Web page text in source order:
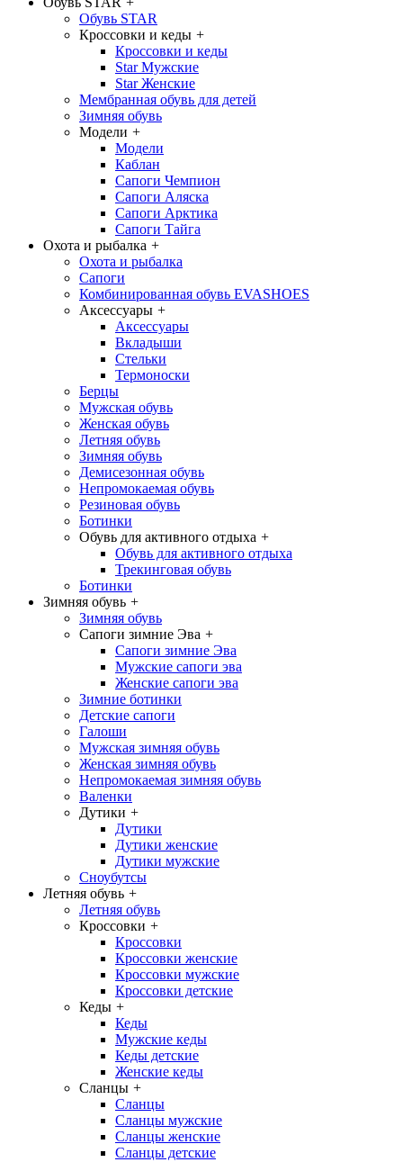
Обувь STAR
Кроссовки и кеды +
Кроссовки и кеды
Star Мужские
Star Женские
Мембранная обувь для детей
Зимняя обувь
Модели +
Модели
Каблан
Сапоги Чемпион
Сапоги Аляска
Сапоги Арктика
Сапоги Тайга
Охота и рыбалка +
Охота и рыбалка
Сапоги
Комбинированная обувь EVASHOES
Аксессуары +
Аксессуары
Вкладыши
Стельки
Термоноски
Берцы
Мужская обувь
Женская обувь
Летняя обувь
Зимняя обувь
Демисезонная обувь
Непромокаемая обувь
Резиновая обувь
Ботинки
Обувь для активного отдыха +
Обувь для активного отдыха
Трекинговая обувь
Ботинки
Зимняя обувь +
Зимняя обувь
Сапоги зимние Эва +
Сапоги зимние Эва
Мужские сапоги эва
Женские сапоги эва
Зимние ботинки
Детские сапоги
Галоши
Мужская зимняя обувь
Женская зимняя обувь
Непромокаемая зимняя обувь
Валенки
Дутики +
Дутики
Дутики женские
Дутики мужские
Сноубутсы
Летняя обувь +
Летняя обувь
Кроссовки +
Кроссовки
Кроссовки женские
Кроссовки мужские
Кроссовки детские
Кеды +
Кеды
Мужские кеды
Кеды детские
Женские кеды
Сланцы +
Сланцы
Сланцы мужские
Сланцы женские
Сланцы детские